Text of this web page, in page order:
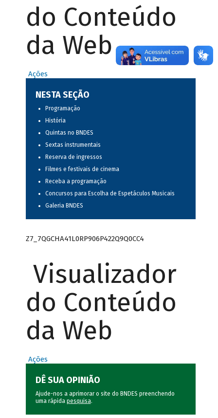
do Conteúdo
da Web
Ações
NESTA SEÇÃO
Programação
História
Quintas no BNDES
Sextas instrumentais
Reserva de ingressos
Filmes e festivais de cinema
Receba a programação
Concursos para Escolha de Espetáculos Musicais
Galeria BNDES
Z7_7QGCHA41L0RP906P422Q9Q0CC4
Visualizador
do Conteúdo
da Web
Ações
DÊ SUA OPINIÃO
Ajude-nos a aprimorar o site do BNDES preenchendo
uma rápida pesquisa.